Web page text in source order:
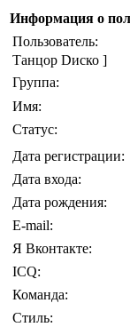
Информация о
Пользователь:
Танцор Dиско ]
Группа:
Имя:
Статус:
Дата регистрации:
Дата входа:
Дата рождения:
E-mail:
Я Вконтакте:
ICQ:
Команда:
Стиль: